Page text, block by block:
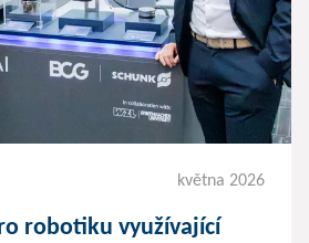
května 2026
robotiku využívající